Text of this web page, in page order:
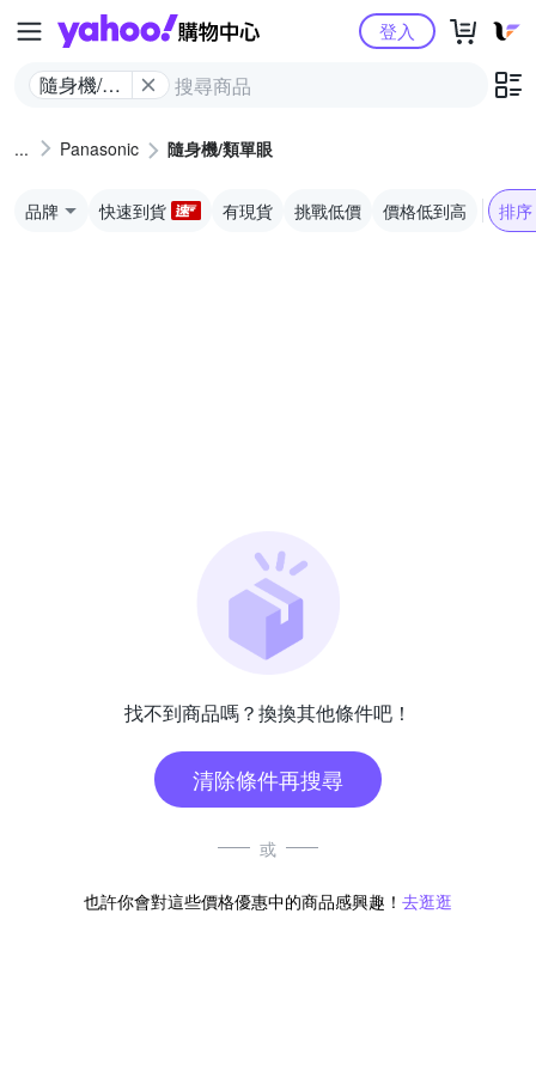
Yahoo購物中心
隨身機/類
登入
Panasonic 隨身機/類單眼
品牌 快速到貨 有現貨 挑戰低價 價格低到高 排序
找不到商品嗎？換換其他條件吧！
清除條件再搜尋
或
也許你會對這些價格優惠中的商品感興趣！ 去逛逛